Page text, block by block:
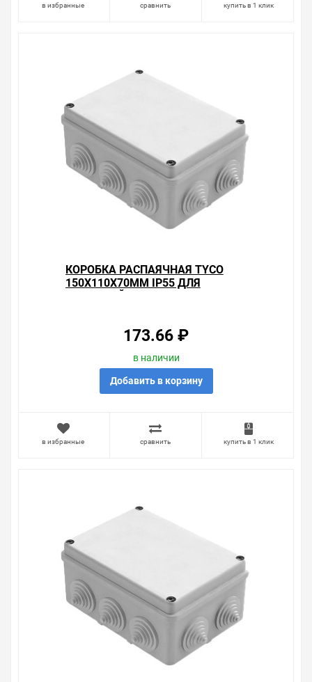
в избранные сравнить купить в 1 клик
КОРОБКА РАСПАЯЧНАЯ TYCO
150Х110Х70ММ IP55 ДЛЯ
173.66 ₽
в наличии
Добавить в корзину
в избранные сравнить купить в 1 клик